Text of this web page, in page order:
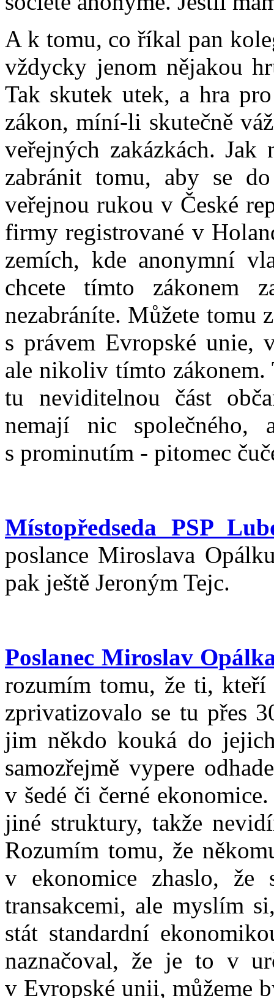
A k tomu, co říkal pan
vždycky jenom nějakou
Tak skutek utek, a hra
zákon, míní-li skutečně
veřejných zakázkách. Jak
zabránit tomu, aby se
veřejnou rukou v České
firmy registrované v
zemích, kde anonymní
chcete tímto zákonem
nezabráníte. Můžete tomu
s právem Evropské unie,
ale nikoliv tímto zákonem.
tu neviditelnou část
nemají nic
s prominutím - pitomec
Místopředseda PSP
poslance Miroslava
pak ještě Jeroným Tejc.
Poslanec Miroslav
rozumím tomu, že ti, kteří
zprivatizovalo se tu přes
jim někdo kouká do
samozřejmě vypere
v šedé či černé
jiné struktury, takže
Rozumím tomu, že
v ekonomice zhaslo,
transakcemi, ale myslím
stát standardní
naznačoval, že je to v
v Evropské unii, můžeme